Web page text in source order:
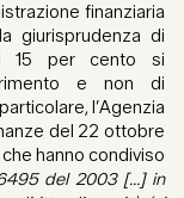
finanziaria
giurisprudenza di
15 per cento si
e non di
l’Agenzia
del 22 ottobre
hanno condiviso
del 2003 […] in